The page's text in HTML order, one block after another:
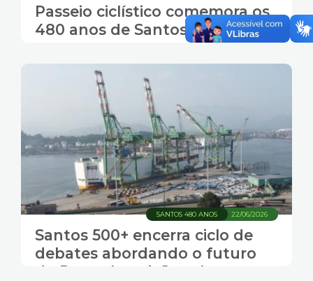
Passeio ciclístico comemora os
480 anos de Santos
22/06/2026
SANTOS 480 ANOS
Santos 500+ encerra ciclo de
debates abordando o futuro
do Porto. Inscrições abertas